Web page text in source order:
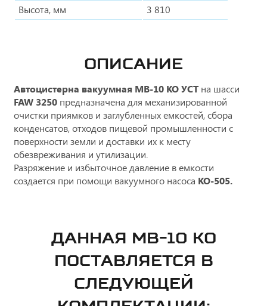
Высота, мм
3 810
ОПИСАНИЕ
Автоцистерна вакуумная МВ-10 КО УСТна шасси
FAW 3250 предназначена для механизированной
очистки приямков и заглубленных емкостей, сбора
конденсатов, отходов пищевой промышленности с
поверхности земли и доставки их к месту
обезвреживания и утилизации.
Разряжение и избыточное давление в емкости
создается при помощи вакуумного насоса КО-505.
ДАННАЯ МВ-10 КО
ПОСТАВЛЯЕТСЯ В
СЛЕДУЮЩЕЙ